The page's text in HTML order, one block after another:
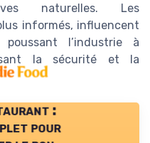
naturelles. Les
informés, influencent
l’industrie à
la sécurité et la
:
pour